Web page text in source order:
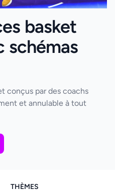
basket
schémas
conçus par des coachs
et annulable à tout
THÈMES